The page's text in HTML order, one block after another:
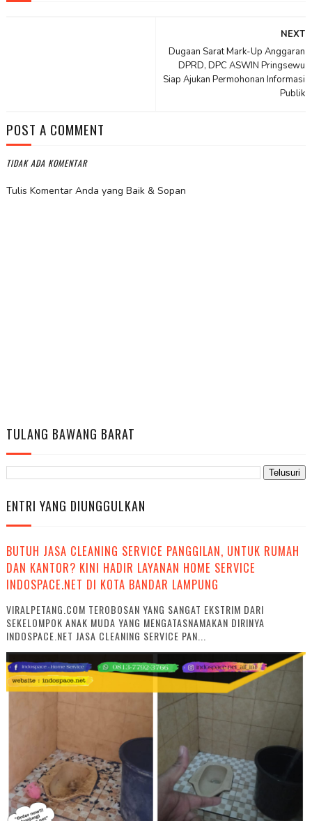
NEXT
Dugaan Sarat Mark-Up Anggaran
DPRD, DPC ASWIN Pringsewu
Siap Ajukan Permohonan Informasi
Publik
POST A COMMENT
TIDAK ADA KOMENTAR
Tulis Komentar Anda yang Baik & Sopan
TULANG BAWANG BARAT
ENTRI YANG DIUNGGULKAN
BUTUH JASA CLEANING SERVICE PANGGILAN, UNTUK RUMAH
DAN KANTOR? KINI HADIR LAYANAN HOME SERVICE
INDOSPACE.NET DI KOTA BANDAR LAMPUNG
VIRALPETANG.COM TEROBOSAN YANG SANGAT EKSTRIM DARI
SEKELOMPOK ANAK MUDA YANG MENGATASNAMAKAN DIRINYA
INDOSPACE.NET JASA CLEANING SERVICE PAN...